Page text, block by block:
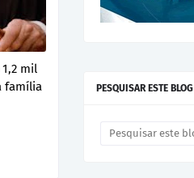
mil
família
PESQUISAR ESTE BLOG